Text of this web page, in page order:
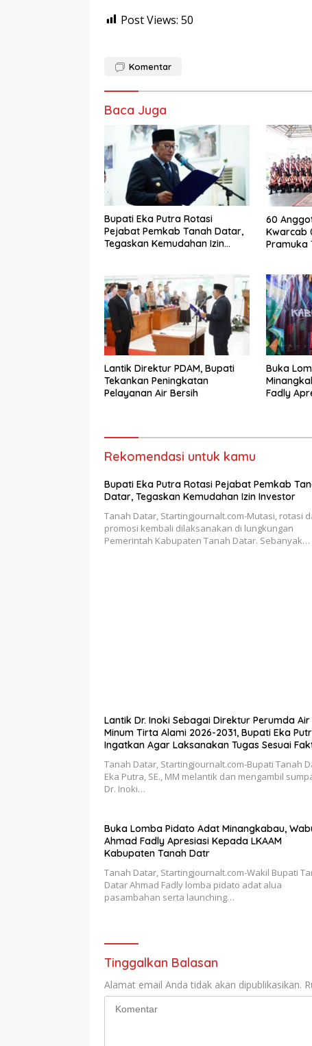
Post Views: 50
Komentar
Baca Juga
Bupati Eka Putra Rotasi
Pejabat Pemkab Tanah Datar,
Tegaskan Kemudahan Izin
60
Kwarcab
Pramuka
Lantik Direktur PDAM, Bupati
Tekankan Peningkatan
Pelayanan Air Bersih
Buka
Fadly
Rekomendasi untuk kamu
Bupati Eka Putra Rotasi Pejabat Pemkab
Datar, Tegaskan Kemudahan Izin Investor
Tanah Datar, Startingjournalt.com-Mutasi, rotasi
promosi kembali dilaksanakan di lungkungan
Pemerintah Kabupaten Tanah Datar. Sebanyak…
Lantik Dr. Inoki Sebagai Direktur Perumda Air
Minum Tirta Alami 2026-2031, Bupati Eka
Ingatkan Agar Laksanakan Tugas Sesuai
Tanah Datar, Startingjournalt.com-Bupati Tanah
Eka Putra, SE., MM melantik dan mengambil
Dr. Inoki…
Buka Lomba Pidato Adat Minangkabau,
Ahmad Fadly Apresiasi Kepada LKAAM
Kabupaten Tanah Datr
Tanah Datar, Startingjournalt.com-Wakil Bupati
Datar Ahmad Fadly lomba pidato adat alua
pasambahan serta launching…
Tinggalkan Balasan
Alamat email Anda tidak akan dipublikasikan.